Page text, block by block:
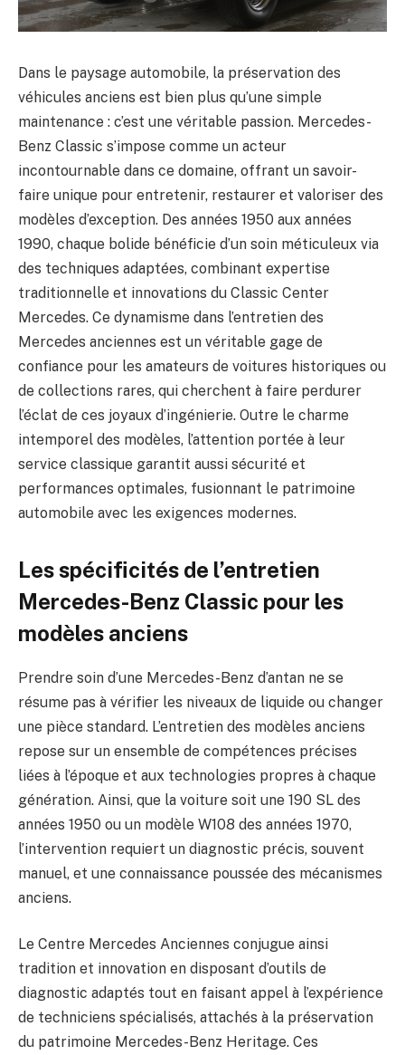
Dans le paysage automobile, la préservation des
véhicules anciens est bien plus qu’une simple
maintenance : c’est une véritable passion. Mercedes-
Benz Classic s’impose comme un acteur
incontournable dans ce domaine, offrant un savoir-
faire unique pour entretenir, restaurer et valoriser des
modèles d’exception. Des années 1950 aux années
1990, chaque bolide bénéficie d’un soin méticuleux via
des techniques adaptées, combinant expertise
traditionnelle et innovations du Classic Center
Mercedes. Ce dynamisme dans l’entretien des
Mercedes anciennes est un véritable gage de
confiance pour les amateurs de voitures historiques ou
de collections rares, qui cherchent à faire perdurer
l’éclat de ces joyaux d’ingénierie. Outre le charme
intemporel des modèles, l’attention portée à leur
service classique garantit aussi sécurité et
performances optimales, fusionnant le patrimoine
automobile avec les exigences modernes.
Les spécificités de l’entretien
Mercedes-Benz Classic pour les
modèles anciens
Prendre soin d’une Mercedes-Benz d’antan ne se
résume pas à vérifier les niveaux de liquide ou changer
une pièce standard. L’entretien des modèles anciens
repose sur un ensemble de compétences précises
liées à l’époque et aux technologies propres à chaque
génération. Ainsi, que la voiture soit une 190 SL des
années 1950 ou un modèle W108 des années 1970,
l’intervention requiert un diagnostic précis, souvent
manuel, et une connaissance poussée des mécanismes
anciens.
Le Centre Mercedes Anciennes conjugue ainsi
tradition et innovation en disposant d’outils de
diagnostic adaptés tout en faisant appel à l’expérience
de techniciens spécialisés, attachés à la préservation
du patrimoine Mercedes-Benz Heritage. Ces